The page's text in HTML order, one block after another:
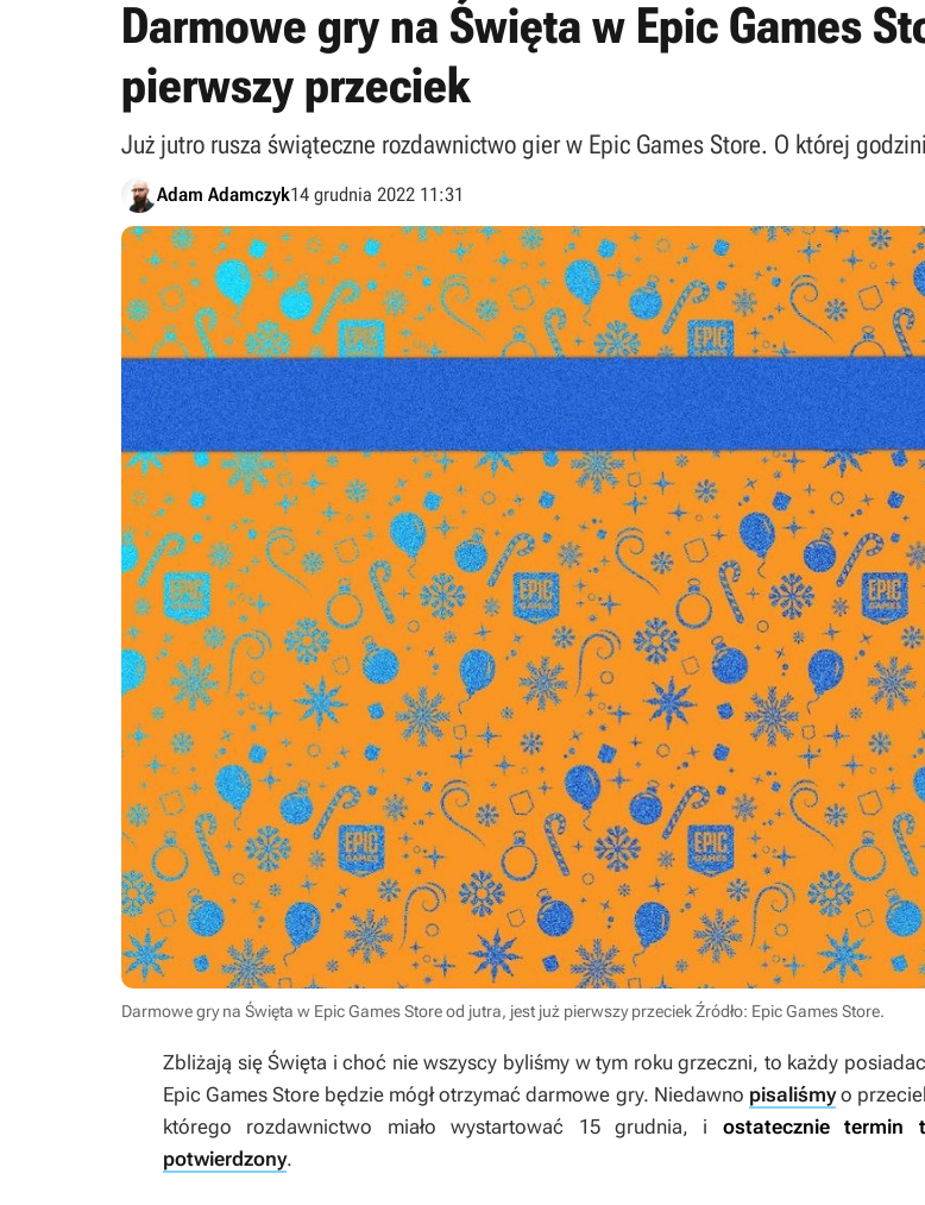
Darmowe gry na Święta w Epic Games
pierwszy przeciek
Już jutro rusza świąteczne rozdawnictwo gier w Epic Games Store. O której
Adam Adamczyk14 grudnia 2022 11:31
Darmowe gry na Święta w Epic Games Store od jutra, jest już pierwszy przeciekŹródło: Epic Games Store.
Zbliżają się Święta i choć nie wszyscy byliśmy w tym roku grzeczni, to każdy
Epic Games Store będzie mógł otrzymać darmowe gry. Niedawno pisaliśmyo
którego rozdawnictwo miało wystartować 15 grudnia, i ostatecznie termin
potwierdzony.